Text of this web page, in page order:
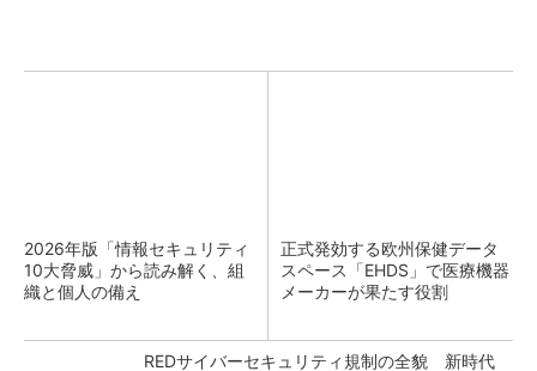
2026年版「情報セキュリティ
10大脅威」から読み解く、組
織と個人の備え
正式発効する欧州保健データ
スペース「EHDS」で医療機器
メーカーが果たす役割
REDサイバーセキュリティ規制の全貌 新時代